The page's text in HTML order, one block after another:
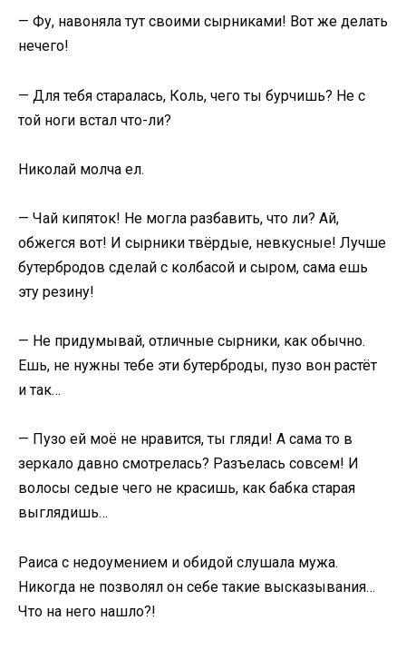
— Фу, навоняла тут своими сырниками! Вот же делать
нечего!
— Для тебя старалась, Коль, чего ты бурчишь? Не с
той ноги встал что-ли?
Николай молча ел.
— Чай кипяток! Не могла разбавить, что ли? Ай,
обжегся вот! И сырники твёрдые, невкусные! Лучше
бутербродов сделай с колбасой и сыром, сама ешь
эту резину!
— Не придумывай, отличные сырники, как обычно.
Ешь, не нужны тебе эти бутерброды, пузо вон растёт
и так…
— Пузо ей моё не нравится, ты гляди! А сама то в
зеркало давно смотрелась? Разъелась совсем! И
волосы седые чего не красишь, как бабка старая
выглядишь…
Раиса с недоумением и обидой слушала мужа.
Никогда не позволял он себе такие высказывания…
Что на него нашло?!